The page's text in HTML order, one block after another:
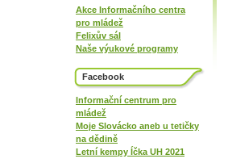
Akce Informačního centra
pro mládež
Felixův sál
Naše výukové programy
Facebook
Informační centrum pro
mládež
Moje Slovácko aneb u tetičky
na dědině
Letní kempy Íčka UH 2021